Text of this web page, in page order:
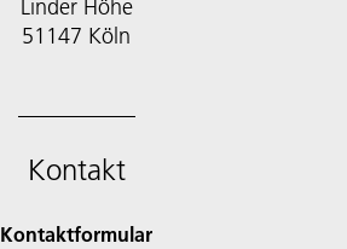
Linder Höhe
51147 Köln
Kontakt
Kontaktformular